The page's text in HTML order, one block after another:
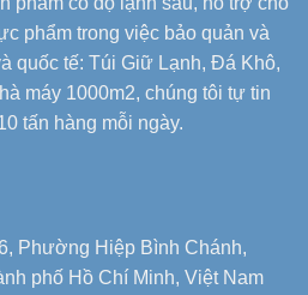
phẩm trong việc bảo quản và
quốc tế: Túi Giữ Lạnh, Đá Khô,
máy 1000m2, chúng tôi tự tin
tấn hàng mỗi ngày.
Phường Hiệp Bình Chánh,
phố Hồ Chí Minh, Việt Nam